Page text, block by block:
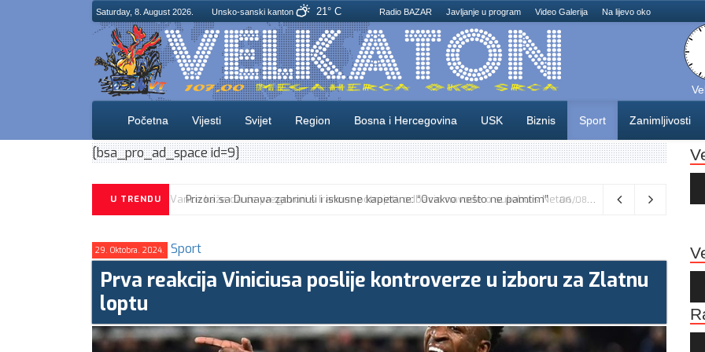
Saturday, 8. August 2026. Unsko-sanski kanton 21° C Radio BAZAR Javljanje u program Video Galerija Na lijevo oko
Početna Vijesti Svijet Region Bosna i Hercegovina USK Biznis Sport Zanimljivosti
[bsa_pro_ad_space id=9]
U TRENDU Vance kaže da će pregovori s Iranom potrajati, odbacio navode o sukobu s Netanyahuom 06/08/2026
29. Oktobra. 2024. Sport
Prva reakcija Viniciusa poslije kontroverze u izboru za Zlatnu
loptu